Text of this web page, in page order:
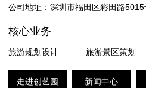
公司地址：深圳市福田区彩田路
核心业务
旅游规划设计 旅游景区策划
走进创艺园 新闻中心